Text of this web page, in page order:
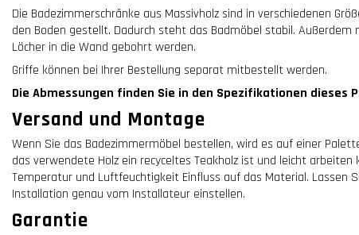
Die Badezimmer­schränke aus Massivholz sind in verschiedenen
den Boden gestellt. Dadurch steht das Badmöbel stabil. Außerdem
Löcher in die Wand gebohrt werden.
Griffe können bei Ihrer Bestellung separat mitbestellt werden.
Die Abmessungen finden Sie in den Spezifikationen dieses
Versand und Montage
Wenn Sie das Badezimmermöbel bestellen, wird es auf einer
das verwendete Holz ein recyceltes Teakholz ist und leicht arbeiten
Temperatur und Luftfeuchtigkeit Einfluss auf das Material. Lassen
Installation genau vom Installateur einstellen.
Garantie